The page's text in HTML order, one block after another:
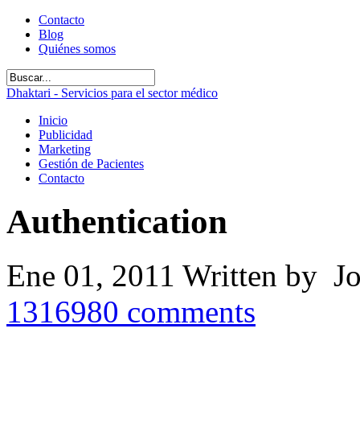
Contacto
Blog
Quiénes somos
Dhaktari - Servicios para el sector médico
Inicio
Publicidad
Marketing
Gestión de Pacientes
Contacto
Authentication
Ene 01, 2011 Written by
1316980 comments